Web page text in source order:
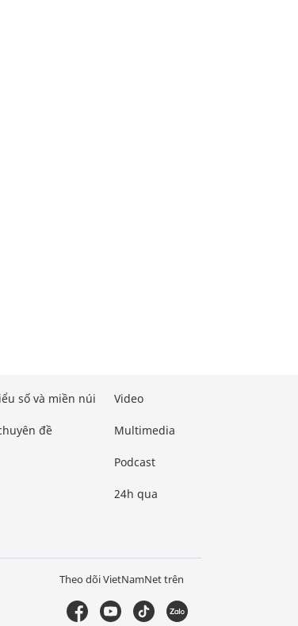
số và miền núi
đề
Video
Multimedia
Podcast
24h qua
Theo dõi VietNamNet trên